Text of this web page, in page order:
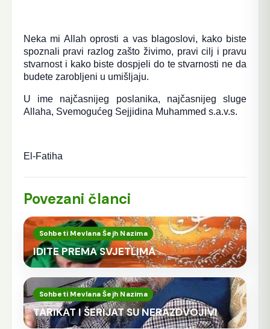
Neka mi Allah oprosti a vas blagoslovi, kako biste
spoznali pravi razlog zašto živimo, pravi cilj i pravu
stvarnost i kako biste dospjeli do te stvarnosti ne da
budete zarobljeni u umišljaju.
U ime najčasnijeg poslanika, najčasnijeg sluge
Allaha, Svemogućeg Sejjidina Muhammed s.a.v.s.
El-Fatiha
Povezani članci
Sohbeti Mevlana Šejh Nazima
IDITE PREMA SVJETLIMA
Sohbeti Mevlana Šejh Nazima
TARIKAT I ŠERIJAT SU NERAZDVOJIVI